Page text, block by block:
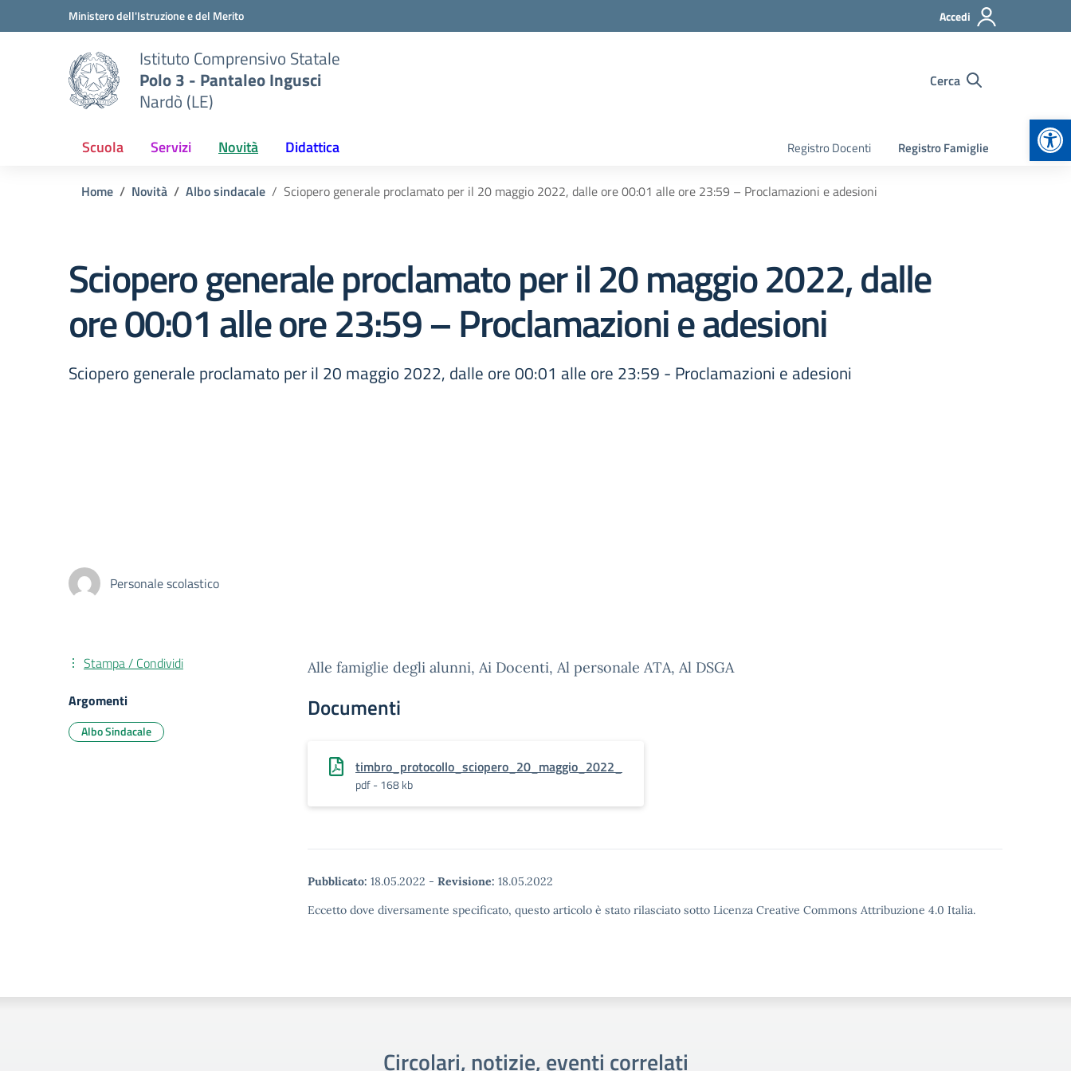
Vai ai contenuti
Vai al menu di navigazioneMinistero dell'Istruzione e del Merito Accedi
Istituto Comprensivo Statale
Polo 3 - Pantaleo Ingusci
Nardò (LE)
Cerca
Scuola Servizi Novità Didattica Registro Docenti Registro Famiglie
Home Novità Albo sindacale Sciopero generale proclamato per il 20 maggio 2022, dalle ore 00:01 alle ore 23:59 – Proclamazioni e adesioni
Sciopero generale proclamato per il 20 maggio 2022, dalle
ore 00:01 alle ore 23:59 – Proclamazioni e adesioni
Sciopero generale proclamato per il 20 maggio 2022, dalle ore 00:01 alle ore 23:59 - Proclamazioni e adesioni
Personale scolastico
Alle famiglie degli alunni, Ai Docenti, Al personale ATA, Al DSGA
Documenti
timbro_protocollo_sciopero_20_maggio_2022_
pdf - 168 kb
Pubblicato: 18.05.2022 - Revisione: 18.05.2022
Eccetto dove diversamente specificato, questo articolo è stato rilasciato sotto Licenza Creative Commons Attribuzione 4.0 Italia.
Stampa / Condividi
Argomenti
Albo Sindacale
Circolari, notizie, eventi correlati